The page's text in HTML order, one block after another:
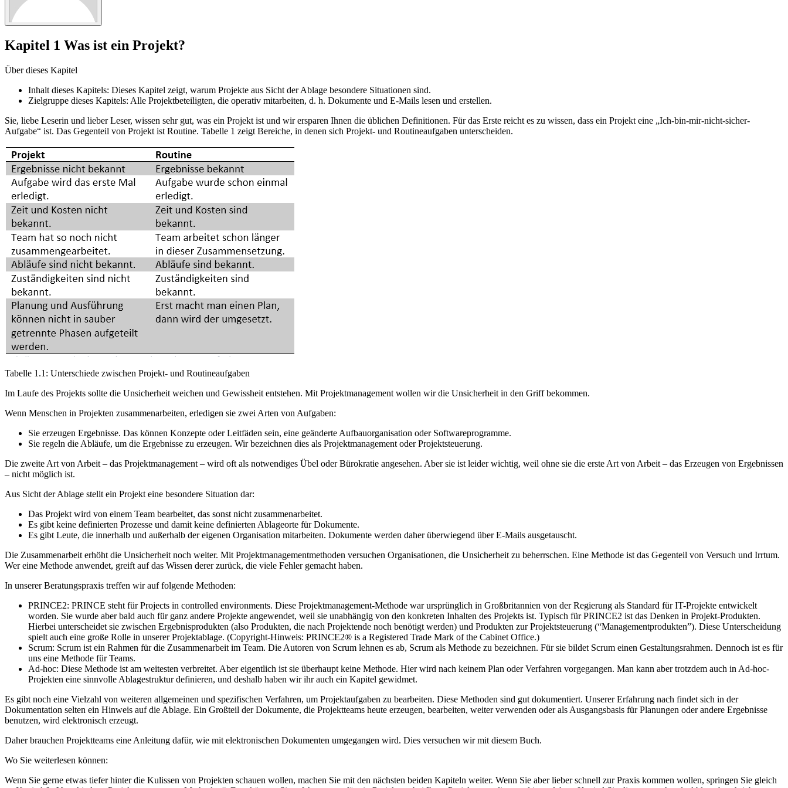
Kapitel 1 Was ist ein Projekt?
Über dieses Kapitel
Inhalt dieses Kapitels: Dieses Kapitel zeigt, warum Projekte aus Sicht der Ablage besondere Situationen sind.
Zielgruppe dieses Kapitels: Alle Projektbeteiligten, die operativ mitarbeiten, d. h. Dokumente und E-Mails lesen und erstellen.
Sie, liebe Leserin und lieber Leser, wissen sehr gut, was ein Projekt ist und wir ersparen Ihnen die üblichen Definitionen. Für das Erste reicht es zu wissen, dass ein Projekt eine „Ich-bin-mir-nicht-sicher-
Aufgabe“ ist. Das Gegenteil von Projekt ist Routine. Tabelle 1 zeigt Bereiche, in denen sich Projekt- und Routineaufgaben unterscheiden.
Tabelle 1.1: Unterschiede zwischen Projekt- und Routineaufgaben
Im Laufe des Projekts sollte die Unsicherheit weichen und Gewissheit entstehen. Mit Projektmanagement wollen wir die Unsicherheit in den Griff bekommen.
Wenn Menschen in Projekten zusammenarbeiten, erledigen sie zwei Arten von Aufgaben:
Sie erzeugen Ergebnisse. Das können Konzepte oder Leitfäden sein, eine geänderte Aufbauorganisation oder Softwareprogramme.
Sie regeln die Abläufe, um die Ergebnisse zu erzeugen. Wir bezeichnen dies als Projektmanagement oder Projektsteuerung.
Die zweite Art von Arbeit – das Projektmanagement – wird oft als notwendiges Übel oder Bürokratie angesehen. Aber sie ist leider wichtig, weil ohne sie die erste Art von Arbeit – das Erzeugen von Ergebnissen
– nicht möglich ist.
Aus Sicht der Ablage stellt ein Projekt eine besondere Situation dar:
Das Projekt wird von einem Team bearbeitet, das sonst nicht zusammenarbeitet.
Es gibt keine definierten Prozesse und damit keine definierten Ablageorte für Dokumente.
Es gibt Leute, die innerhalb und außerhalb der eigenen Organisation mitarbeiten. Dokumente werden daher überwiegend über E-Mails ausgetauscht.
Die Zusammenarbeit erhöht die Unsicherheit noch weiter. Mit Projektmanagementmethoden versuchen Organisationen, die Unsicherheit zu beherrschen. Eine Methode ist das Gegenteil von Versuch und Irrtum.
Wer eine Methode anwendet, greift auf das Wissen derer zurück, die viele Fehler gemacht haben.
In unserer Beratungspraxis treffen wir auf folgende Methoden:
PRINCE2: PRINCE steht für Projects in controlled environments. Diese Projektmanagement-Methode war ursprünglich in Großbritannien von der Regierung als Standard für IT-Projekte entwickelt
worden. Sie wurde aber bald auch für ganz andere Projekte angewendet, weil sie unabhängig von den konkreten Inhalten des Projekts ist. Typisch für PRINCE2 ist das Denken in Projekt-Produkten.
Hierbei unterscheidet sie zwischen Ergebnisprodukten (also Produkten, die nach Projektende noch benötigt werden) und Produkten zur Projektsteuerung (“Managementprodukten”). Diese Unterscheidung
spielt auch eine große Rolle in unserer Projektablage. (Copyright-Hinweis: PRINCE2® is a Registered Trade Mark of the Cabinet Office.)
Scrum: Scrum ist ein Rahmen für die Zusammenarbeit im Team. Die Autoren von Scrum lehnen es ab, Scrum als Methode zu bezeichnen. Für sie bildet Scrum einen Gestaltungsrahmen. Dennoch ist es für
uns eine Methode für Teams.
Ad-hoc: Diese Methode ist am weitesten verbreitet. Aber eigentlich ist sie überhaupt keine Methode. Hier wird nach keinem Plan oder Verfahren vorgegangen. Man kann aber trotzdem auch in Ad-hoc-
Projekten eine sinnvolle Ablagestruktur definieren, und deshalb haben wir ihr auch ein Kapitel gewidmet.
Es gibt noch eine Vielzahl von weiteren allgemeinen und spezifischen Verfahren, um Projektaufgaben zu bearbeiten. Diese Methoden sind gut dokumentiert. Unserer Erfahrung nach findet sich in der
Dokumentation selten ein Hinweis auf die Ablage. Ein Großteil der Dokumente, die Projektteams heute erzeugen, bearbeiten, weiter verwenden oder als Ausgangsbasis für Planungen oder andere Ergebnisse
benutzen, wird elektronisch erzeugt.
Daher brauchen Projektteams eine Anleitung dafür, wie mit elektronischen Dokumenten umgegangen wird. Dies versuchen wir mit diesem Buch.
Wo Sie weiterlesen können:
Wenn Sie gerne etwas tiefer hinter die Kulissen von Projekten schauen wollen, machen Sie mit den nächsten beiden Kapiteln weiter. Wenn Sie aber lieber schnell zur Praxis kommen wollen, springen Sie gleich